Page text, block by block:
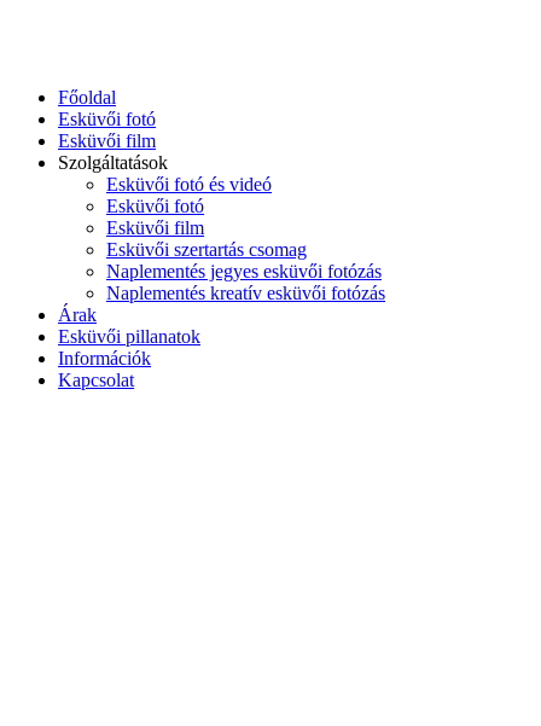
Főoldal
Esküvői fotó
Esküvői film
Szolgáltatások
Esküvői fotó és videó
Esküvői fotó
Esküvői film
Esküvői szertartás csomag
Naplementés jegyes esküvői fotózás
Naplementés kreatív esküvői fotózás
Árak
Esküvői pillanatok
Információk
Kapcsolat